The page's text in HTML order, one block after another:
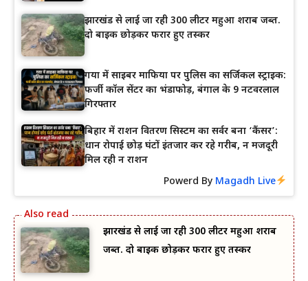
झारखंड से लाई जा रही 300 लीटर महुआ शराब जब्त.
दो बाइक छोड़कर फरार हुए तस्कर
गया में साइबर माफिया पर पुलिस का सर्जिकल स्ट्राइक:
फर्जी कॉल सेंटर का भंडाफोड़, बंगाल के 9 नटवरलाल
गिरफ्तार
बिहार में राशन वितरण सिस्टम का सर्वर बना ‘कैंसर’:
धान रोपाई छोड़ घंटों इंतजार कर रहे गरीब, न मजदूरी
मिल रही न राशन
Powerd By Magadh Live
झारखंड से लाई जा रही 300 लीटर महुआ शराब
जब्त. दो बाइक छोड़कर फरार हुए तस्कर